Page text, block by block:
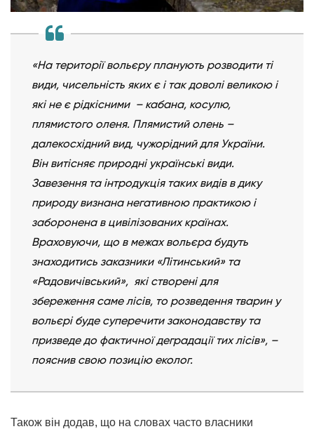
«На території вольєру планують розводити ті
види, чисельність яких є і так доволі великою і
які не є рідкісними – кабана, косулю,
плямистого оленя. Плямистий олень –
далекосхідний вид, чужорідний для України.
Він витісняє природні українські види.
Завезення та інтродукція таких видів в дику
природу визнана негативною практикою і
заборонена в цивілізованих країнах.
Враховуючи, що в межах вольєра будуть
знаходитись заказники «Літинський» та
«Радовичівський», які створені для
збереження саме лісів, то розведення тварин у
вольєрі буде суперечити законодавству та
призведе до фактичної деградації тих лісів», –
пояснив свою позицію еколог.
Також він додав, що на словах часто власники